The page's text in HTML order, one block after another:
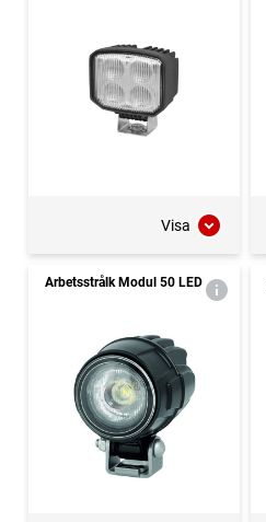
Visa
Arbetsstrålk Modul 50 LED